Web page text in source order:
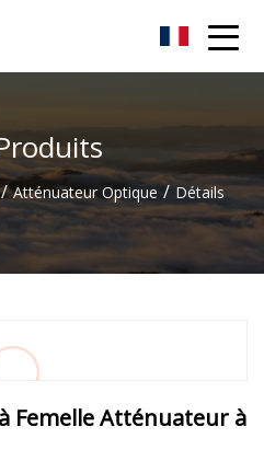
/ Atténuateur Optique / Détails
à Femelle Atténuateur à